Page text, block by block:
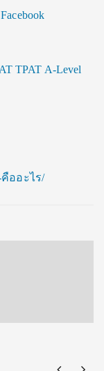
TPAT A-Level
คืออะไร/